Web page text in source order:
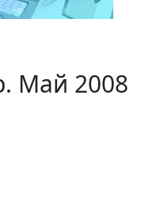
Май 2008